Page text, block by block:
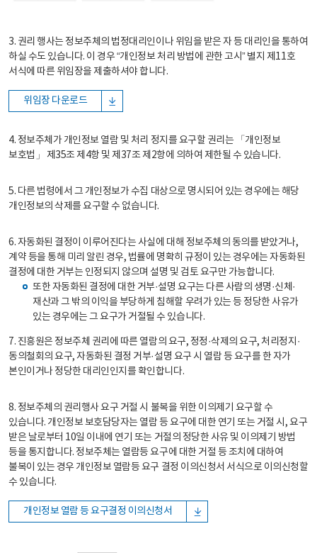
3. 권리 행사는 정보주체의 법정대리인이나 위임을 받은 자 등 대리인을 통하여
하실 수도 있습니다. 이 경우 “개인정보 처리 방법에 관한 고시” 별지 제11호
서식에 따른 위임장을 제출하셔야 합니다.
위임장 다운로드
4. 정보주체가 개인정보 열람 및 처리 정지를 요구할 권리는 「개인정보
보호법」 제35조 제4항 및 제37조 제2항에 의하여 제한될 수 있습니다.
5. 다른 법령에서 그 개인정보가 수집 대상으로 명시되어 있는 경우에는 해당
개인정보의 삭제를 요구할 수 없습니다.
6. 자동화된 결정이 이루어진다는 사실에 대해 정보주체의 동의를 받았거나,
계약 등을 통해 미리 알린 경우, 법률에 명확히 규정이 있는 경우에는 자동화된
결정에 대한 거부는 인정되지 않으며 설명 및 검토 요구만 가능합니다.
또한 자동화된 결정에 대한 거부·설명 요구는 다른 사람의 생명·신체·
재산과 그 밖의 이익을 부당하게 침해할 우려가 있는 등 정당한 사유가
있는 경우에는 그 요구가 거절될 수 있습니다.
7. 진흥원은 정보주체 권리에 따른 열람의 요구, 정정·삭제의 요구, 처리정지·
동의철회의 요구, 자동화된 결정 거부·설명 요구 시 열람 등 요구를 한 자가
본인이거나 정당한 대리인인지를 확인합니다.
8. 정보주체의 권리행사 요구 거절 시 불복을 위한 이의제기 요구할 수
있습니다. 개인정보 보호담당자는 열람 등 요구에 대한 연기 또는 거절 시, 요구
받은 날로부터 10일 이내에 연기 또는 거절의 정당한 사유 및 이의제기 방법
등을 통지합니다. 정보주체는 열람등 요구에 대한 거절 등 조치에 대하여
불복이 있는 경우 개인정보 열람등 요구 결정 이의신청서 서식으로 이의신청할
수 있습니다.
개인정보 열람 등 요구결정 이의신청서